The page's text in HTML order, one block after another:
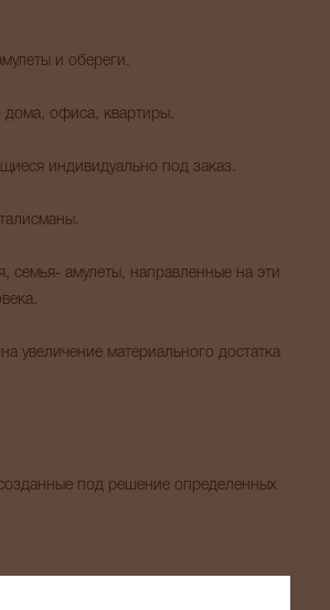
и обереги.
дома, офиса, квартиры.
индивидуально под заказ.
семья- амулеты, направленные на эти
увеличение материального достатка
под решение определенных